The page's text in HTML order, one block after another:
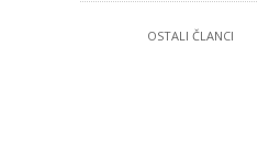
OSTALI ČLANCI